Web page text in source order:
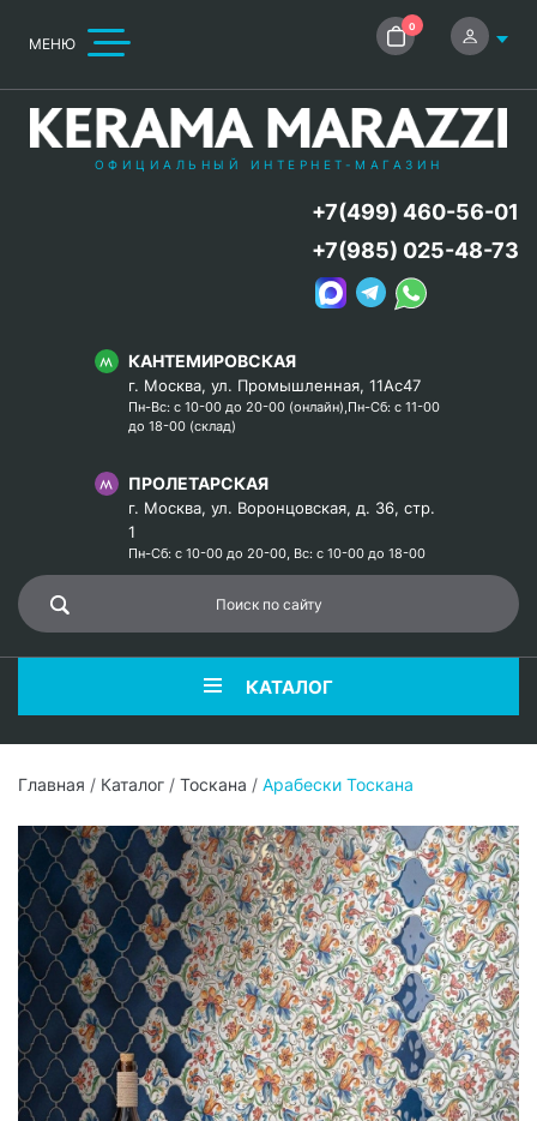
МЕНЮ
0
ОФИЦИАЛЬНЫЙ ИНТЕРНЕТ-МАГАЗИН
КАНТЕМИРОВСКАЯ
г. Москва, ул. Промышленная, 11Ас47
Пн-Вс: с 10-00 до 20-00 (онлайн),Пн-Сб: с 11-00
до 18-00 (склад)
ПРОЛЕТАРСКАЯ
г. Москва, ул. Воронцовская, д. 36, стр.
1
Пн-Сб: с 10-00 до 20-00, Вс: с 10-00 до 18-00
+7(499) 460-56-01
+7(985) 025-48-73
КАТАЛОГ
Главная / Каталог / Тоскана / Арабески Тоскана